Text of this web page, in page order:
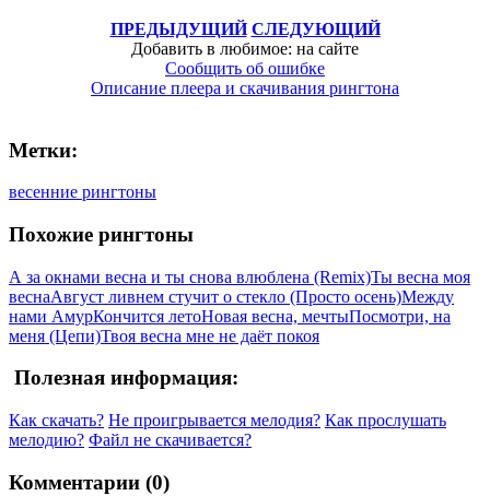
ПРЕДЫДУЩИЙ СЛЕДУЮЩИЙ
Добавить в любимое: на сайте
Сообщить об ошибке
Описание плеера и скачивания рингтона
Метки:
весенние рингтоны
Похожие рингтоны
А за окнами весна и ты снова влюблена (Remix)Ты весна моя
веснаАвгуст ливнем стучит о стекло (Просто осень)Между
нами АмурКончится летоНовая весна, мечтыПосмотри, на
меня (Цепи)Твоя весна мне не даёт покоя
Полезная информация:
Как скачать? Не проигрывается мелодия? Как прослушать
мелодию? Файл не скачивается?
Комментарии (0)